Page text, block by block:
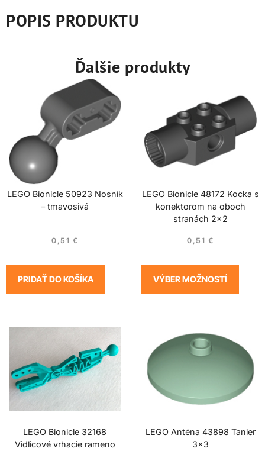
POPIS PRODUKTU
Ďalšie produkty
LEGO Bionicle 50923 Nosník
– tmavosivá
0,51 €
PRIDAŤ DO KOŠÍKA
LEGO Bionicle 48172 Kocka s
konektorom na oboch
stranách 2×2
0,51 €
VÝBER MOŽNOSTÍ
LEGO Bionicle 32168
Vidlicové vrhacie rameno
LEGO Anténa 43898 Tanier
3×3